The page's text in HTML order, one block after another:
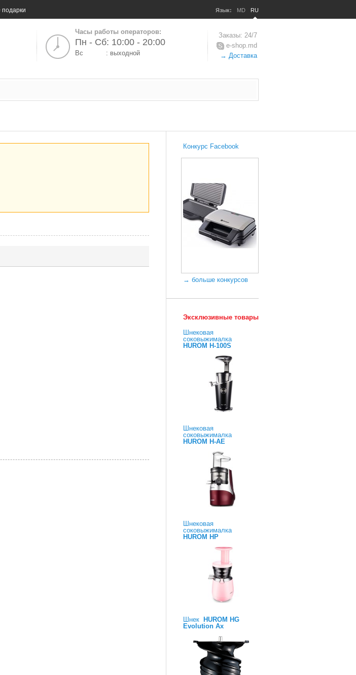
Язык: MD RU
Часы работы операторов:
Пн - Сб: 10:00 - 20:00
Вс : выходной
Заказы: 24/7
e-shop.md
→ Доставка
Конкурс Facebook
→ больше конкурсов
Эксклюзивные товары
Шнековая
соковыжималка
HUROM H-100S
Шнековая
соковыжималка
HUROM H-AE
Шнековая
соковыжималка
HUROM HP
Шнек
HUROM HG
Evolution Ax